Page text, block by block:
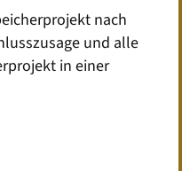
nach
und alle
in einer
Produkte,
und Speicher-